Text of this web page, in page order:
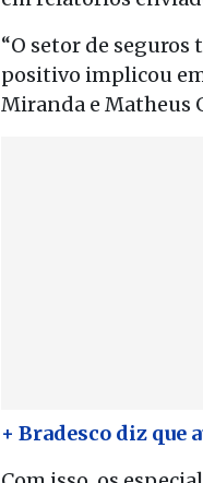
“O setor de seguros
positivo implicou
Miranda e Matheus
+ Bradesco diz